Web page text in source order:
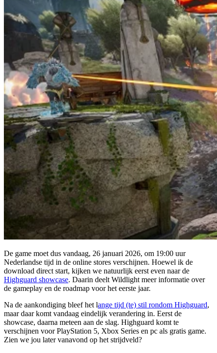
De game moet dus vandaag, 26 januari 2026, om 19:00 uur
Nederlandse tijd in de online stores verschijnen. Hoewel ik de
download direct start, kijken we natuurlijk eerst even naar de
Highguard showcase. Daarin deelt Wildlight meer informatie over
de gameplay en de roadmap voor het eerste jaar.
Na de aankondiging bleef het lange tijd (te) stil rondom Highguard,
maar daar komt vandaag eindelijk verandering in. Eerst de
showcase, daarna meteen aan de slag. Highguard komt te
verschijnen voor PlayStation 5, Xbox Series en pc als gratis game.
Zien we jou later vanavond op het strijdveld?